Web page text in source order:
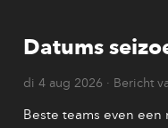
Datums
di 4 aug 2026 · Bericht
Beste teams even